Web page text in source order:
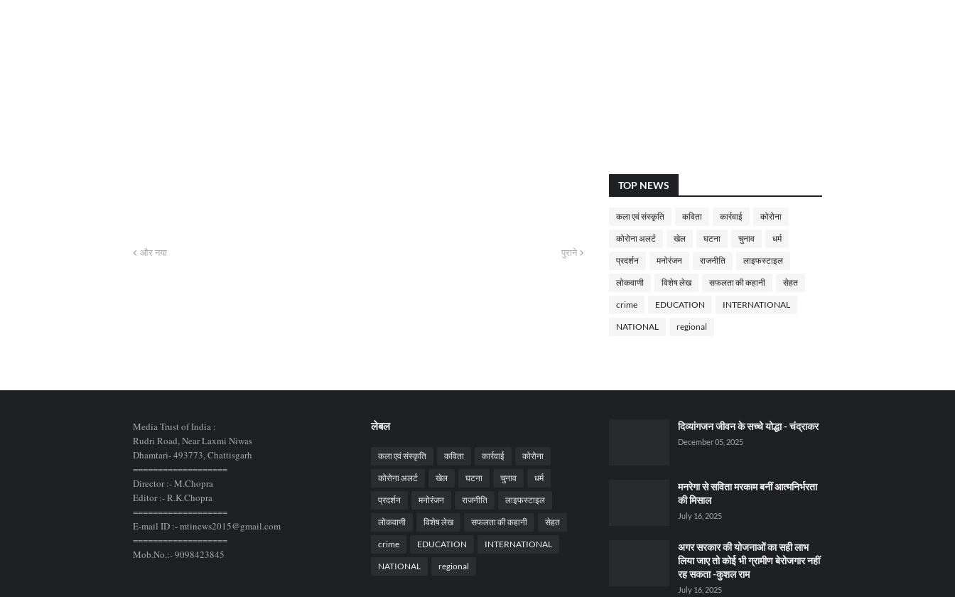
और नया पुराने
TOP NEWS
कला एवं संस्कृति कविता कार्रवाई कोरोना
कोरोना अलर्ट खेल घटना चुनाव धर्म
प्रदर्शन मनोरंजन राजनीति लाइफस्टाइल
लोकवाणी विशेष लेख सफलता की कहानी सेहत
crime EDUCATION INTERNATIONAL
NATIONAL regional
Media Trust of India :
Rudri Road, Near Laxmi Niwas
Dhamtari- 493773,Chattisgarh
===================
Director :- M.Chopra
Editor :- R.K.Chopra
===================
E-mail ID :- mtinews2015@gmail.com
===================
Mob.No.:- 9098423845
लेबल
कला एवं संस्कृति कविता कार्रवाई कोरोना
कोरोना अलर्ट खेल घटना चुनाव धर्म
प्रदर्शन मनोरंजन राजनीति लाइफस्टाइल
लोकवाणी विशेष लेख सफलता की कहानी सेहत
crime EDUCATION INTERNATIONAL
NATIONAL regional
दिव्यांगजन जीवन के सच्चे योद्धा - चंद्राकर
December 05, 2025
मनरेगा से सविता मरकाम बनीं आत्मनिर्भरता
की मिसाल
July 16, 2025
अगर सरकार की योजनाओं का सही लाभ
लिया जाए तो कोई भी ग्रामीण बेरोजगार नहीं
रह सकता -कुशल राम
July 16, 2025